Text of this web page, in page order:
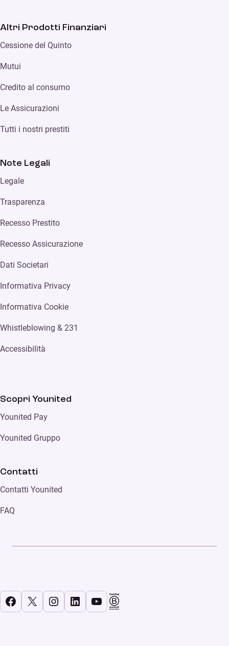
Altri Prodotti Finanziari
Cessione del Quinto
Mutui
Credito al consumo
Le Assicurazioni
Tutti i nostri prestiti
Note Legali
Legale
Trasparenza
Recesso Prestito
Recesso Assicurazione
Dati Societari
Informativa Privacy
Informativa Cookie
Whistleblowing & 231
Accessibilità
Scopri Younited
Younited Pay
Younited Gruppo
Contatti
Contatti Younited
FAQ
Facebook
X Instagram
LinkedIn
YouTube